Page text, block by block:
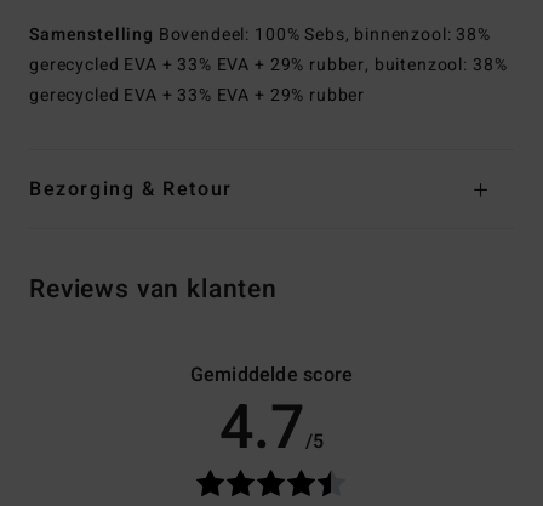
Samenstelling Bovendeel: 100% Sebs, binnenzool: 38%
gerecycled EVA + 33% EVA + 29% rubber, buitenzool: 38%
gerecycled EVA + 33% EVA + 29% rubber
Bezorging & Retour
Reviews van klanten
Gemiddelde score
4.7/5